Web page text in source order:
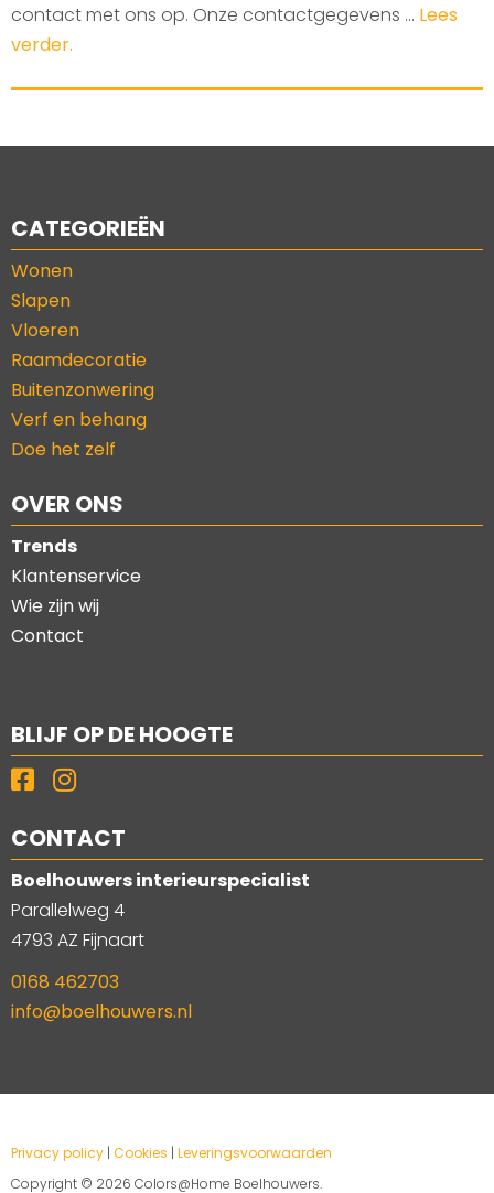
contact met ons op. Onze contactgegevens ... Lees
verder.
CATEGORIEËN
Wonen
Slapen
Vloeren
Raamdecoratie
Buitenzonwering
Verf en behang
Doe het zelf
OVER ONS
Trends
Klantenservice
Wie zijn wij
Contact
BLIJF OP DE HOOGTE
CONTACT
Boelhouwers interieurspecialist
Parallelweg 4
4793 AZ Fijnaart
0168 462703
info@boelhouwers.nl
Privacy policy | Cookies | Leveringsvoorwaarden
Copyright © 2026 Colors@Home Boelhouwers.